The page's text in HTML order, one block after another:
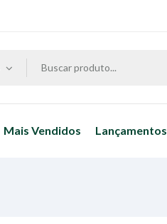
Mais Vendidos Lançamentos